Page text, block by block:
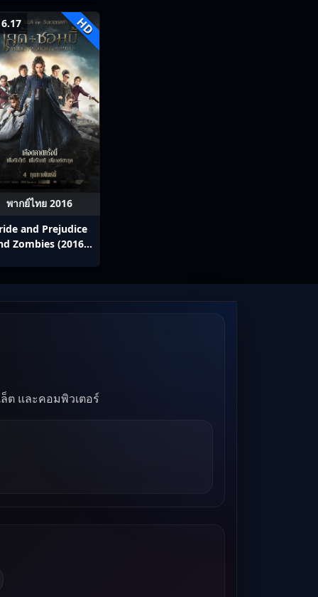
HD
พากย์ไทย 2016
and Prejudice
Zombies (2016)
ต และคอมพิวเตอร์